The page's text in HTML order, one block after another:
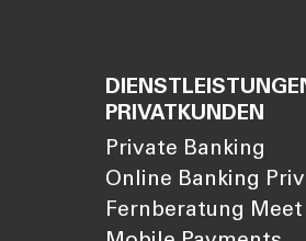
PRIVATKUNDEN
Private Banking
Online Banking
Fernberatung Meet